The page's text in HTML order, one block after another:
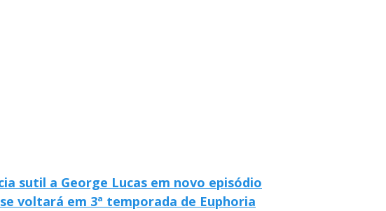
sutil a George Lucas em novo episódio
voltará em 3ª temporada de Euphoria